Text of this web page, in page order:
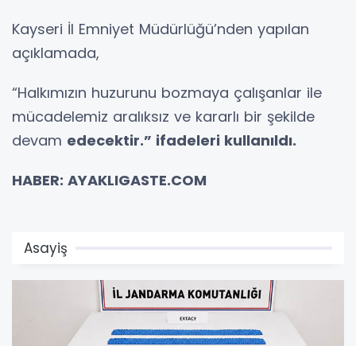
Kayseri İl Emniyet Müdürlüğü’nden yapılan
açıklamada,
“Halkımızın huzurunu bozmaya çalışanlar ile
mücadelemiz aralıksız ve kararlı bir şekilde
devam edecektir.” ifadeleri kullanıldı.
HABER: AYAKLIGASTE.COM
Asayiş